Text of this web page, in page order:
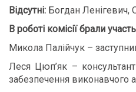
Відсутні: Богдан
В роботі комісії брали
Микола Палійчук –
Леся Цюп’як –
забезпечення виконавчого